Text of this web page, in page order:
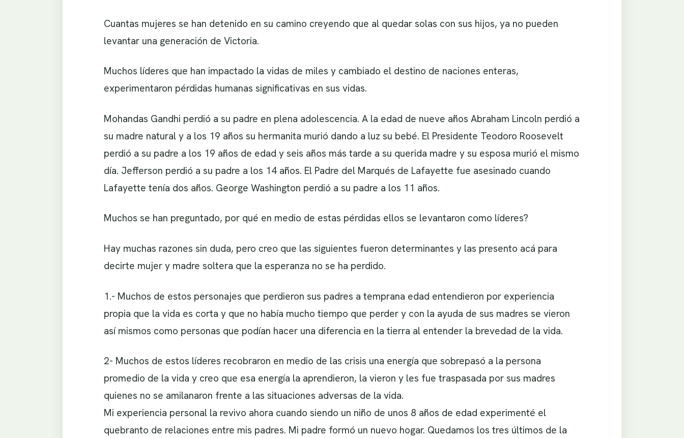
Cuantas mujeres se han detenido en su camino creyendo que al quedar solas con sus hijos, ya no pueden
levantar una generación de Victoria.
Muchos líderes que han impactado la vidas de miles y cambiado el destino de naciones enteras,
experimentaron pérdidas humanas significativas en sus vidas.
Mohandas Gandhi perdió a su padre en plena adolescencia. A la edad de nueve años Abraham Lincoln perdió a
su madre natural y a los 19 años su hermanita murió dando a luz su bebé. El Presidente Teodoro Roosevelt
perdió a su padre a los 19 años de edad y seis años más tarde a su querida madre y su esposa murió el mismo
día. Jefferson perdió a su padre a los 14 años. El Padre del Marqués de Lafayette fue asesinado cuando
Lafayette tenía dos años. George Washington perdió a su padre a los 11 años.
Muchos se han preguntado, por qué en medio de estas pérdidas ellos se levantaron como líderes?
Hay muchas razones sin duda, pero creo que las siguientes fueron determinantes y las presento acá para
decirte mujer y madre soltera que la esperanza no se ha perdido.
1.- Muchos de estos personajes que perdieron sus padres a temprana edad entendieron por experiencia
propia que la vida es corta y que no había mucho tiempo que perder y con la ayuda de sus madres se vieron
así mismos como personas que podían hacer una diferencia en la tierra al entender la brevedad de la vida.
2- Muchos de estos líderes recobraron en medio de las crisis una energía que sobrepasó a la persona
promedio de la vida y creo que esa energía la aprendieron, la vieron y les fue traspasada por sus madres
quienes no se amilanaron frente a las situaciones adversas de la vida.
Mi experiencia personal la revivo ahora cuando siendo un niño de unos 8 años de edad experimenté el
quebranto de relaciones entre mis padres. Mi padre formó un nuevo hogar. Quedamos los tres últimos de la